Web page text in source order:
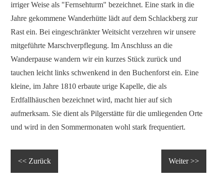
irriger Weise als "Fernsehturm" bezeichnet. Eine stark in die
Jahre gekommene Wanderhütte lädt auf dem Schlackberg zur
Rast ein. Bei eingeschränkter Weitsicht verzehren wir unsere
mitgeführte Marschverpflegung. Im Anschluss an die
Wanderpause wandern wir ein kurzes Stück zurück und
tauchen leicht links schwenkend in den Buchenforst ein. Eine
kleine, im Jahre 1810 erbaute urige Kapelle, die als
Erdfallhäuschen bezeichnet wird, macht hier auf sich
aufmerksam. Sie dient als Pilgerstätte für die umliegenden Orte
und wird in den Sommermonaten wohl stark frequentiert.
<< Zurück Weiter >>